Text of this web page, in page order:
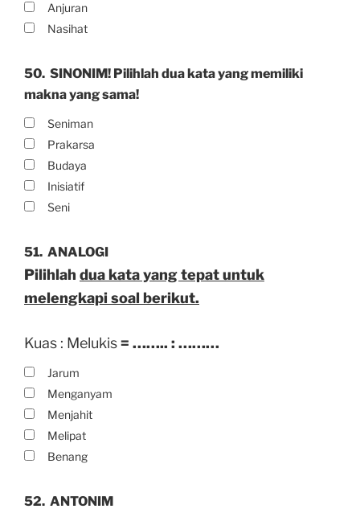
Anjuran
Nasihat
50. SINONIM! Pilihlah dua kata yang memiliki
makna yang sama!
Seniman
Prakarsa
Budaya
Inisiatif
Seni
51. ANALOGI
Pilihlah dua kata yang tepat untuk
melengkapi soal berikut.
Kuas : Melukis= …….. : ………
Jarum
Menganyam
Menjahit
Melipat
Benang
52. ANTONIM